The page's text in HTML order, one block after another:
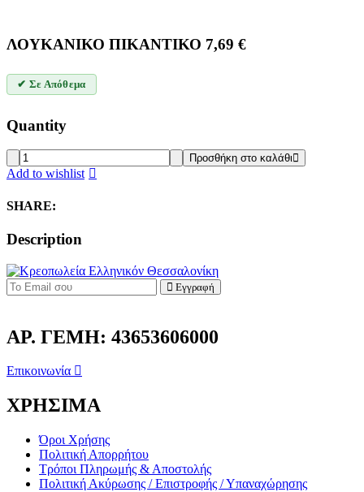
ΛΟΥΚΑΝΙΚΟ ΠΙΚΑΝΤΙΚΟ 7,69 €
✔ Σε Απόθεμα
Quantity
ΛΟΥΚΑΝΙΚΟ
ΠΙΚΑΝΤΙΚΟ
Προσθήκη στο καλάθι
Add to wishlist
SHARE:
Description
Εγγραφή
ΑΡ. ΓΕΜΗ: 43653606000
Επικοινωνία
ΧΡΗΣΙΜΑ
Όροι Χρήσης
Πολιτική Απορρήτου
Τρόποι Πληρωμής & Αποστολής
Πολιτική Ακύρωσης / Επιστροφής / Υπαναχώρησης